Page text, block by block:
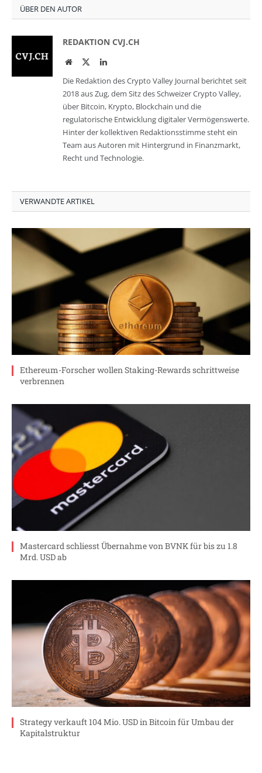
ÜBER DEN AUTOR
REDAKTION CVJ.CH
WebsiteTwitterLinkedIn
Die Redaktion des Crypto Valley Journal berichtet seit
2018 aus Zug, dem Sitz des Schweizer Crypto Valley,
über Bitcoin, Krypto, Blockchain und die
regulatorische Entwicklung digitaler Vermögenswerte.
Hinter der kollektiven Redaktionsstimme steht ein
Team aus Autoren mit Hintergrund in Finanzmarkt,
Recht und Technologie.
VERWANDTE ARTIKEL
Ethereum-Forscher wollen Staking-Rewards schrittweise
verbrennen
Mastercard schliesst Übernahme von BVNK für bis zu 1.8
Mrd. USD ab
Strategy verkauft 104 Mio. USD in Bitcoin für Umbau der
Kapitalstruktur